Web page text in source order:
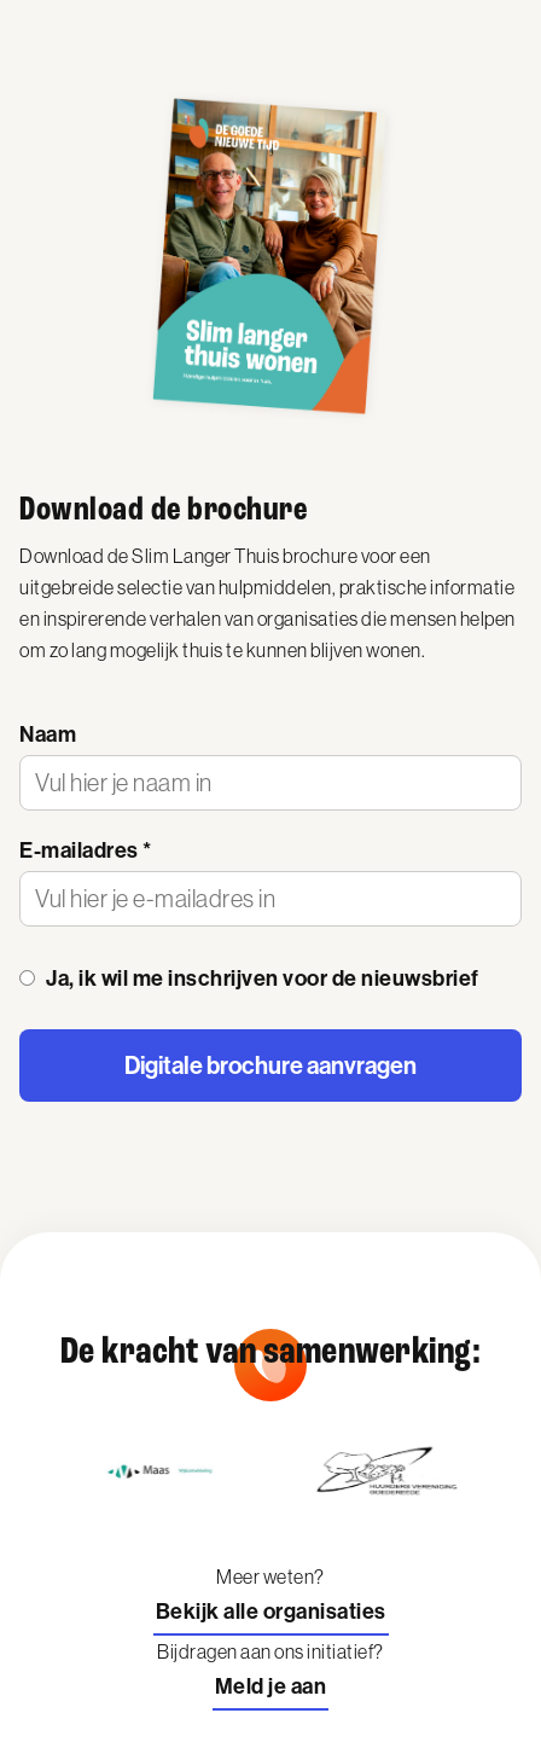
Download de brochure
Download de Slim Langer Thuis brochure voor een
uitgebreide selectie van hulpmiddelen, praktische informatie
en inspirerende verhalen van organisaties die mensen helpen
om zo lang mogelijk thuis te kunnen blijven wonen.
Naam
E-mailadres *
Ja, ik wil me inschrijven voor de nieuwsbrief
De kracht van samenwerking:
Meer weten?
Bekijk alle organisaties
Bijdragen aan ons initiatief?
Meld je aan